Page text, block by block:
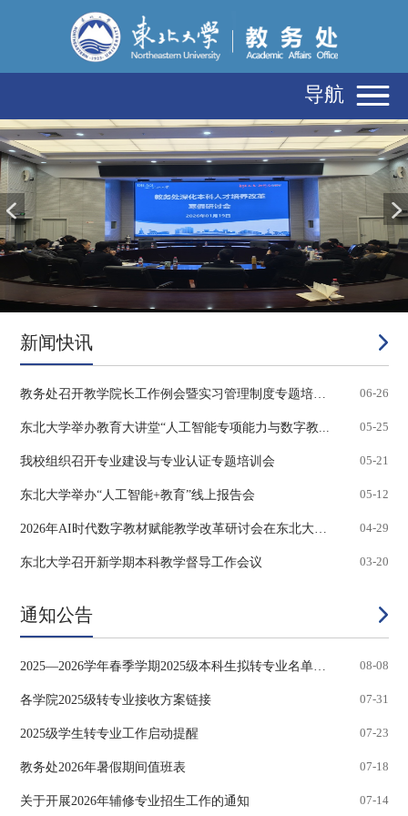
导航
新闻快讯
教务处召开教学院长工作例会暨实习管理制度专题培训... 06-26
东北大学举办教育大讲堂“人工智能专项能力与数字教... 05-25
我校组织召开专业建设与专业认证专题培训会 05-21
东北大学举办“人工智能+教育”线上报告会 05-12
2026年AI时代数字教材赋能教学改革研讨会在东北大学... 04-29
东北大学召开新学期本科教学督导工作会议 03-20
通知公告
2025—2026学年春季学期2025级本科生拟转专业名单公... 08-08
各学院2025级转专业接收方案链接 07-31
2025级学生转专业工作启动提醒 07-23
教务处2026年暑假期间值班表 07-18
关于开展2026年辅修专业招生工作的通知 07-14